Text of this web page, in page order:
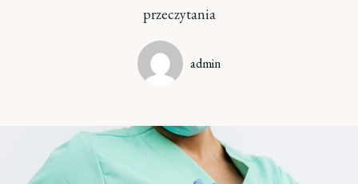
przeczytania
admin